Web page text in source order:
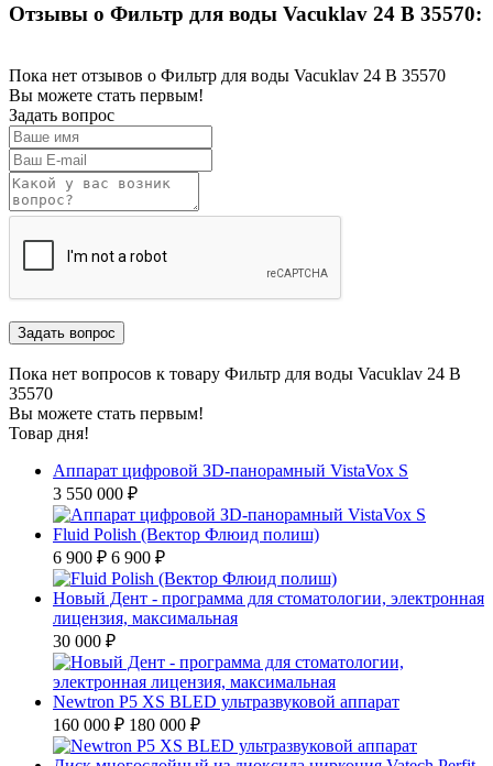
Отзывы о Фильтр для воды Vacuklav 24 B 35570:
Пока нет отзывов о Фильтр для воды Vacuklav 24 B 35570
Вы можете стать первым!
Задать вопрос
Пока нет вопросов к товару Фильтр для воды Vacuklav 24 B
35570
Вы можете стать первым!
Товар дня!
Аппарат цифровой ЗD-панорамный VistaVox S
3 550 000 ₽
Fluid Polish (Вектор Флюид полиш)
6 900 ₽ 6 900 ₽
Новый Дент - программа для стоматологии, электронная
лицензия, максимальная
30 000 ₽
Newtron P5 XS BLED ультразвуковой аппарат
160 000 ₽ 180 000 ₽